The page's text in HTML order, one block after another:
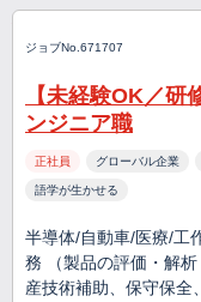
ジョブNo.671707
【未経験OK／
ンジニア職
正社員 グローバル企業
語学が生かせる
半導体/自動車/医療/工
務 （製品の評価・解
産技術補助、保守保全